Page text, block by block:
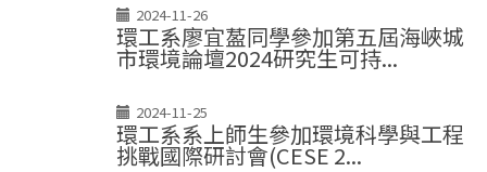
2024-11-26
環工系廖宜萾同學參加第五屆海峽城
市環境論壇2024研究生可持...
2024-11-25
環工系系上師生參加環境科學與工程
挑戰國際研討會(CESE 2...